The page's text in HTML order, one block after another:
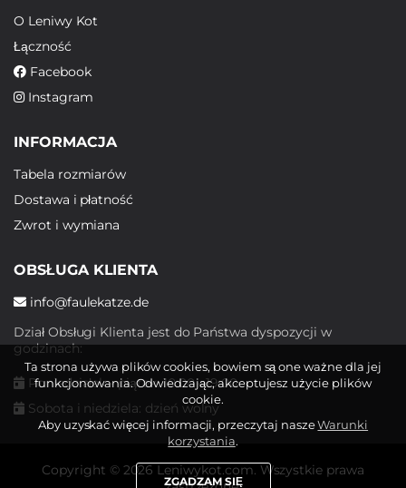
O Leniwy Kot
Łączność
Facebook
Instagram
INFORMACJA
Tabela rozmiarów
Dostawa i płatność
Zwrot i wymiana
OBSŁUGA KLIENTA
info@faulekatze.de
Dział Obsługi Klienta jest do Państwa dyspozycji w
godzinach:
Poniedziałek - piątek: 10:00 - 19:00
Sobota i niedziela: dzień wolny
Copyright © 2026 Leniwykot.com. Wszystkie prawa
Ta strona używa plików cookies, bowiem są one ważne dla jej
funkcjonowania. Odwiedzając, akceptujesz użycie plików
cookie.
Aby uzyskać więcej informacji, przeczytaj naszeWarunki
korzystania.
ZGADZAM SIĘ